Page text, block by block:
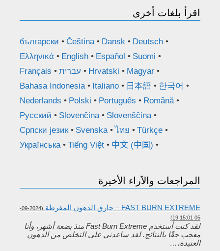
اقرأ بلغات أخرى
български Čeština Dansk
Deutsch
Ελληνικά
English Español
Suomi
Français
עברית Hrvatski
Magyar
Bahasa Indonesia
Italiano 日本語
한국어
Nederlands
Polski Português
Română
Русский
Slovenčina
Slovenščina
Српски језик
Svenska ไทย
Türkçe
Українська
Tiếng Việt 中文 (中国)
المراجعات والآراء الأخيرة
FAST BURN EXTREME – حارق الدهون المفرطة
(2024-09-
05 19:15:01)
لقد كنت أستخدم Fast Burn Extreme منذ بضعة أشهر، وأنا
معجب حقًا بالنتائج. لقد ساعدني على التخلص من الدهون
العنيدة،…